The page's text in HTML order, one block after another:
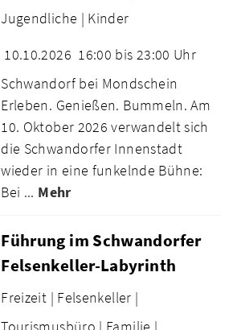
Jugendliche | Kinder
10.10.2026 16:00 bis 23:00 Uhr
Schwandorf bei Mondschein
Erleben. Genießen. Bummeln. Am
10. Oktober 2026 verwandelt sich
die Schwandorfer Innenstadt
wieder in eine funkelnde Bühne:
Bei ... Mehr
Führung im Schwandorfer
Felsenkeller-Labyrinth
Freizeit | Felsenkeller |